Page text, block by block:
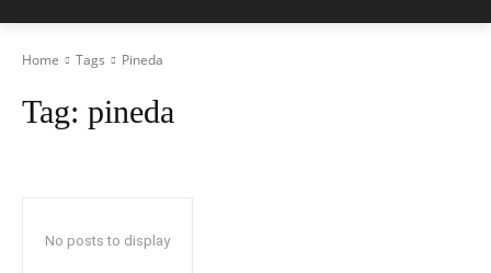
Home Tags Pineda
Tag: pineda
No posts to display